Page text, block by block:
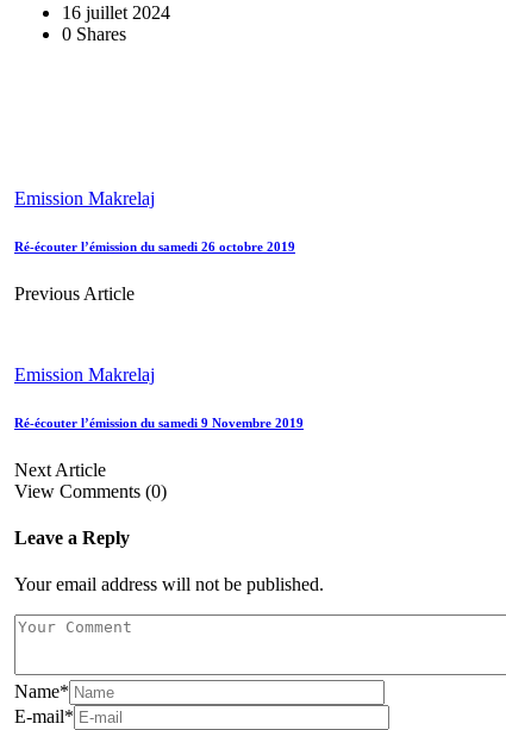
16 juillet 2024
0 Shares
Emission Makrelaj
Ré-écouter l’émission du samedi 26 octobre 2019
Previous Article
Emission Makrelaj
Ré-écouter l’émission du samedi 9 Novembre 2019
Next Article
View Comments (0)
Leave a Reply
Your email address will not be published.
Name*
E-mail*